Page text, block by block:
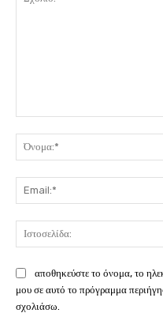
αποθηκεύστε το όνομα, το
μου σε αυτό το πρόγραμμα
σχολιάσω.